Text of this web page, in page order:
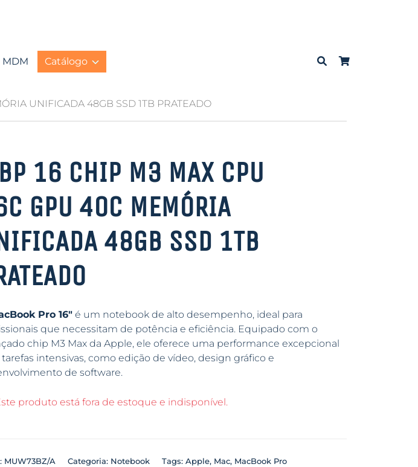
MDM Catálogo
UNIFICADA 48GB SSD 1TB PRATEADO
16 CHIP M3 MAX CPU
GPU 40C MEMÓRIA
48GB SSD 1TB
Pro 16″é um notebook de alto desempenho, ideal para
que necessitam de potência e eficiência. Equipado com o
chip M3 Max da Apple, ele oferece uma performance excepcional
tarefas intensivas, como edição de vídeo, design gráfico e
de software.
produto está fora de estoque e indisponível.
MUW73BZ/A Categoria: Notebook Tags: Apple, Mac, MacBook Pro